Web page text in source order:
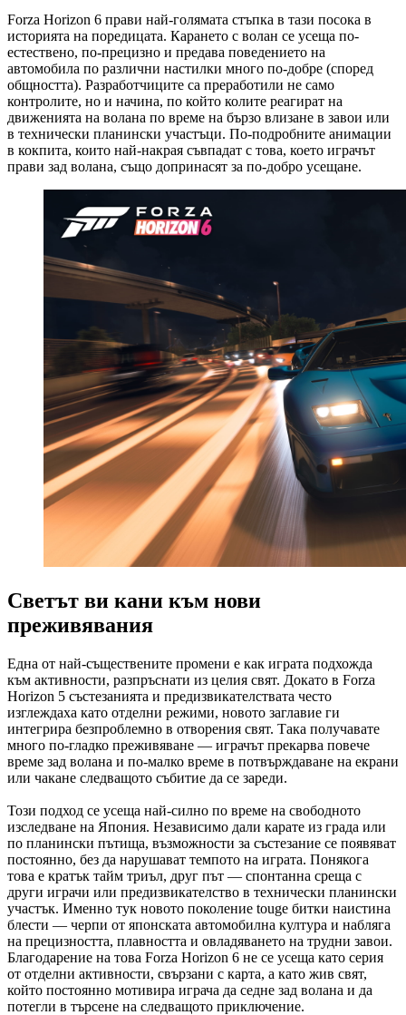
Forza Horizon 6 прави най-голямата стъпка в тази посока в
историята на поредицата. Карането с волан се усеща по-
естествено, по-прецизно и предава поведението на
автомобила по различни настилки много по-добре (според
общността). Разработчиците са преработили не само
контролите, но и начина, по който колите реагират на
движенията на волана по време на бързо влизане в завои или
в технически планински участъци. По-подробните анимации
в кокпита, които най-накрая съвпадат с това, което играчът
прави зад волана, също допринасят за по-добро усещане.
Светът ви кани към нови
преживявания
Една от най-съществените промени е как играта подхожда
към активности, разпръснати из целия свят. Докато в Forza
Horizon 5 състезанията и предизвикателствата често
изглеждаха като отделни режими, новото заглавие ги
интегрира безпроблемно в отворения свят. Така получавате
много по-гладко преживяване — играчът прекарва повече
време зад волана и по-малко време в потвърждаване на екрани
или чакане следващото събитие да се зареди.
Този подход се усеща най-силно по време на свободното
изследване на Япония. Независимо дали карате из града или
по планински пътища, възможности за състезание се появяват
постоянно, без да нарушават темпото на играта. Понякога
това е кратък тайм триъл, друг път — спонтанна среща с
други играчи или предизвикателство в технически планински
участък. Именно тук новото поколение touge битки наистина
блести — черпи от японската автомобилна култура и набляга
на прецизността, плавността и овладяването на трудни завои.
Благодарение на това Forza Horizon 6 не се усеща като серия
от отделни активности, свързани с карта, а като жив свят,
който постоянно мотивира играча да седне зад волана и да
потегли в търсене на следващото приключение.